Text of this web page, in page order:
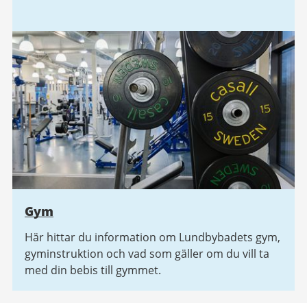
Gym
Här hittar du information om Lundbybadets gym,
gyminstruktion och vad som gäller om du vill ta
med din bebis till gymmet.